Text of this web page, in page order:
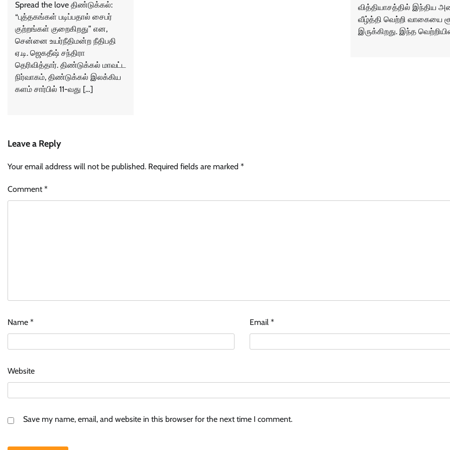
Spread the love திண்டுக்கல்:
“புத்தகங்கள் படிப்பதால் சைபர்
குற்றங்கள் குறைகிறது” என,
சென்னை உயர்நீதிமன்ற நீதிபதி
ஏ.டி. ஜெகதீஷ் சந்திரா
தெரிவித்தார். திண்டுக்கல் மாவட்ட
நிர்வாகம், திண்டுக்கல் இலக்கிய
களம் சார்பில் 11-வது […]
வித்தியாசத்தில் இந்திய
வீழ்த்தி வெற்றி வாகையை
இருக்கிறது. இந்த
Leave a Reply
Your email address will not be published. Required fields are marked *
Comment*
Name * Email*
Website
Save my name, email, and website in this browser for the next time I comment.